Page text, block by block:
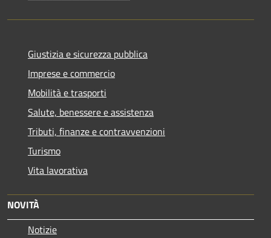
Giustizia e sicurezza pubblica
Imprese e commercio
Mobilità e trasporti
Salute, benessere e assistenza
Tributi, finanze e contravvenzioni
Turismo
Vita lavorativa
NOVITÀ
Notizie